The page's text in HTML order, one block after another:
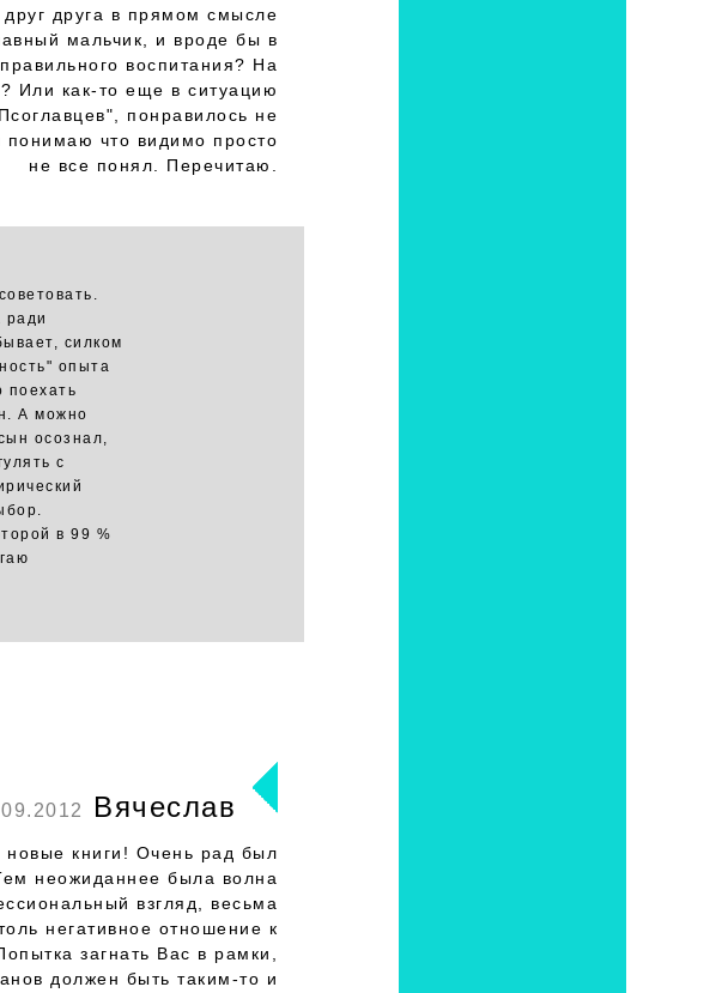
друга в прямом смысле
мальчик, и вроде бы в
воспитания? На
Или как-то еще в ситуацию
понравилось не
что видимо просто
не все понял. Перечитаю.
ради
силком
опыта
поехать
А можно
осознал,
с
в 99 %
Вячеслав
новые книги! Очень рад был
неожиданнее была волна
взгляд, весьма
негативное отношение к
загнать Вас в рамки,
должен быть таким-то и